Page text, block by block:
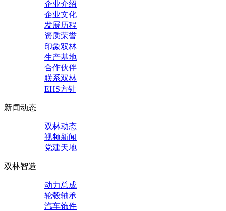
企业介绍
企业文化
发展历程
资质荣誉
印象双林
生产基地
合作伙伴
联系双林
EHS方针
新闻动态
双林动态
视频新闻
党建天地
双林智造
动力总成
轮毂轴承
汽车饰件